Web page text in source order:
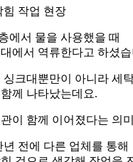
힘 작업 현장
에서 물을 사용했을 때
에서 역류한다고 하셨
크대뿐만이 아니라 세
께 나타났는데요.
이 함께 이어졌다는 의
전에 다른 업체를 통해